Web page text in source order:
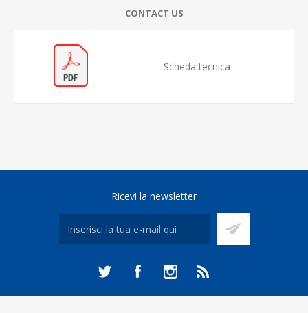
CONTACT US
Scheda tecnica
Ricevi la newsletter